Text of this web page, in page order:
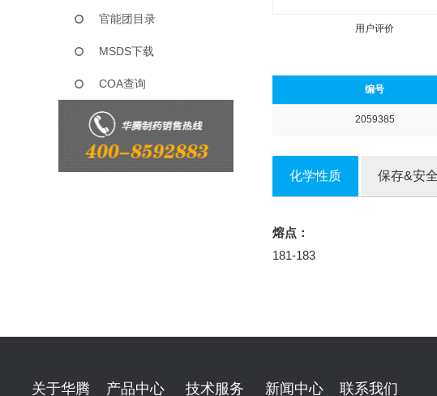
官能团目录
MSDS下载
COA查询
用户评价
编号
2059385
化学性质 保存&安全
熔点：
181-183
关于华腾 产品中心 技术服务 新闻中心 联系我们